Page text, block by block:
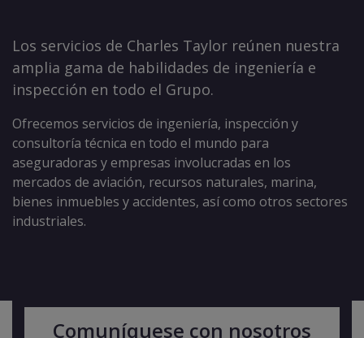
Los servicios de Charles Taylor reúnen nuestra
amplia gama de habilidades de ingeniería e
inspección en todo el Grupo.
Ofrecemos servicios de ingeniería, inspección y
consultoría técnica en todo el mundo para
aseguradoras y empresas involucradas en los
mercados de aviación, recursos naturales, marina,
bienes inmuebles y accidentes, así como otros sectores
industriales.
Comuníquese con nosotros